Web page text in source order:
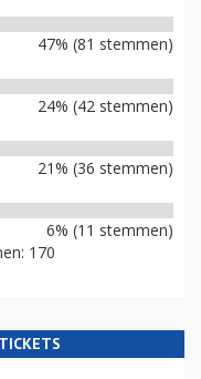
47% (81 stemmen)
24% (42 stemmen)
21% (36 stemmen)
6% (11 stemmen)
170